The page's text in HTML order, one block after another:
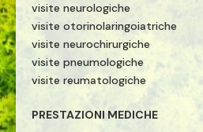
visite neurologiche
visite otorinolaringoiatriche
visite neurochirurgiche
visite pneumologiche
visite reumatologiche
PRESTAZIONI MEDICHE